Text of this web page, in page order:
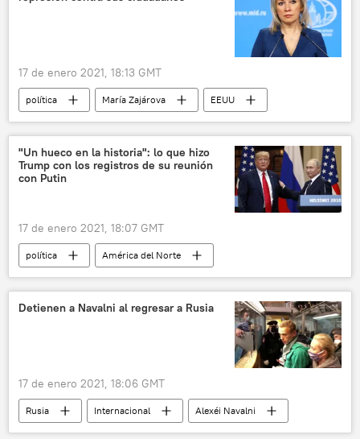
17 de enero 2021, 18:13 GMT
política María Zajárova
EEUU
sanciones
represión
dominio
Rusia
Defensa noticias
"Un hueco en la historia": lo que hizo
Trump con los registros de su reunión
con Putin
17 de enero 2021, 18:07 GMT
política
América del Norte
Internacional
EEUU
Donald Trump
Vladímir Putin
Administración de EEUU
Detienen a Navalni al regresar a Rusia
17 de enero 2021, 18:06 GMT
Rusia Internacional
Alexéi Navalni
FSIN
detención